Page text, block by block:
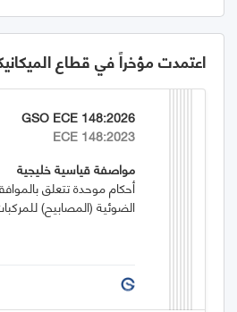
اعتمدت مؤخراً في قطاع
GSO ECE 148:2026
ECE 148:2023
مواصفة قياسية خليجية
أحكام موحدة تتعلق
الضوئية (المصابيح)